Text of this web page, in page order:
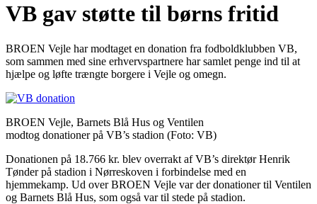
VB gav støtte til børns fritid
BROEN Vejle har modtaget en donation fra fodboldklubben VB,
som sammen med sine erhvervspartnere har samlet penge ind til at
hjælpe og løfte trængte borgere i Vejle og omegn.
BROEN Vejle, Barnets Blå Hus og Ventilen
modtog donationer på VB’s stadion (Foto: VB)
Donationen på 18.766 kr. blev overrakt af VB’s direktør Henrik
Tønder på stadion i Nørreskoven i forbindelse med en
hjemmekamp. Ud over BROEN Vejle var der donationer til Ventilen
og Barnets Blå Hus, som også var til stede på stadion.